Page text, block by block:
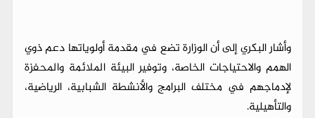
وأشار البكري إلى أن الوزارة تضع في مقدمة أولوياتها دعم ذوي
الهمم والاحتياجات الخاصة، وتوفير البيئة الملائمة والمحفزة
لإدماجهم في مختلف البرامج والأنشطة الشبابية، الرياضية،
والتأهيلية.